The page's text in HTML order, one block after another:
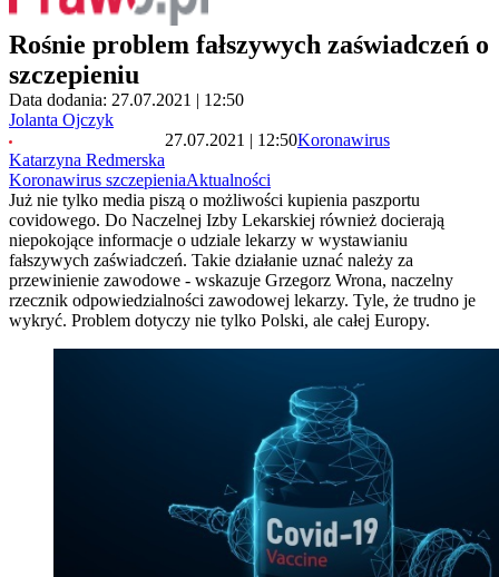
Rośnie problem fałszywych zaświadczeń o
szczepieniu
Data dodania: 27.07.2021 | 12:50
Jolanta Ojczyk
Katarzyna Redmerska
27.07.2021 | 12:50Koronawirus
Koronawirus szczepieniaAktualności
Już nie tylko media piszą o możliwości kupienia paszportu
covidowego. Do Naczelnej Izby Lekarskiej również docierają
niepokojące informacje o udziale lekarzy w wystawianiu
fałszywych zaświadczeń. Takie działanie uznać należy za
przewinienie zawodowe - wskazuje Grzegorz Wrona, naczelny
rzecznik odpowiedzialności zawodowej lekarzy. Tyle, że trudno je
wykryć. Problem dotyczy nie tylko Polski, ale całej Europy.